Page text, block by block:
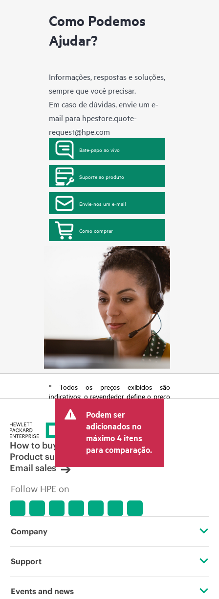
Como Podemos
Ajudar?
Informações, respostas e soluções,
sempre que você precisar.
Em caso de dúvidas, envie um e-
mail para hpestore.quote-
request@hpe.com
Bate-papo ao vivo
Suporte ao produto
Envie-nos um e-mail
Como comprar
* Todos os preços exibidos são
indicativos; o revendedor define o preço
taxas, como IVA/imposto sobre vendas e
envio. O preço transacional definido
pelo revendedor pode variar em relação
a outros revendedores e ao preço
indicativo exibido. O preço indicativo
poderá incluir ofertas promocionais por
tempo limitado. A HPE se reserva o
qualquer momento por motivos que
de produtos, disponibilidade de
Podem ser
adicionados no
máximo 4 itens
para comparação.
How to buy
Product support
Email sales
Follow HPE on
Company
About HPE
Support
Operational support services
Events and news